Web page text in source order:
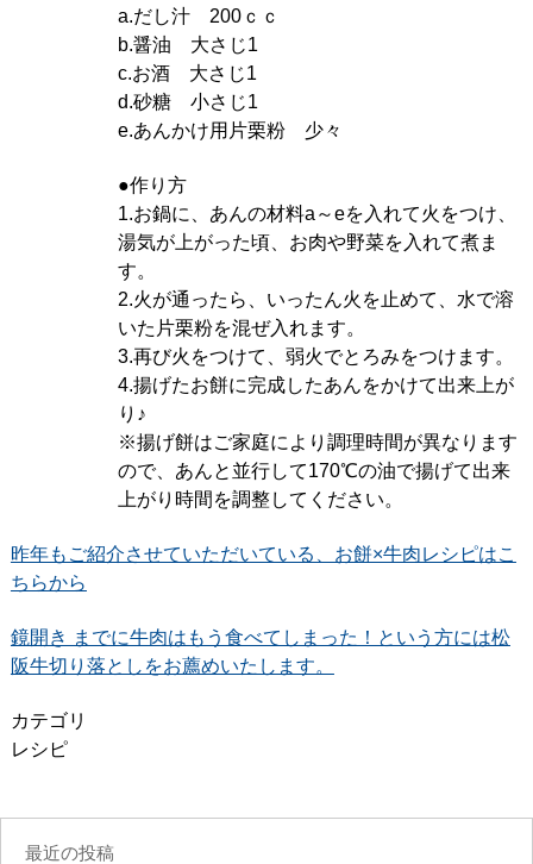
a.だし汁 200ｃｃ
b.醤油 大さじ1
c.お酒 大さじ1
d.砂糖 小さじ1
e.あんかけ用片栗粉 少々
●作り方
1.お鍋に、あんの材料a～eを入れて火をつけ、
湯気が上がった頃、お肉や野菜を入れて煮ま
す。
2.火が通ったら、いったん火を止めて、水で溶
いた片栗粉を混ぜ入れます。
3.再び火をつけて、弱火でとろみをつけます。
4.揚げたお餅に完成したあんをかけて出来上が
り♪
※揚げ餅はご家庭により調理時間が異なります
ので、あんと並行して170℃の油で揚げて出来
上がり時間を調整してください。
昨年もご紹介させていただいている、お餅×牛肉レシピはこ
ちらから
鏡開き までに牛肉はもう食べてしまった！という方には松
阪牛切り落としをお薦めいたします。
カテゴリ
レシピ
最近の投稿